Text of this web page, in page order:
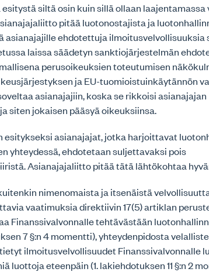
siltä osin kuin sillä ollaan
pitää luotonostajista ja
asianajajille ehdotettuja ilmoitusvelvollisuuksia
laissa säädetyn sanktiojärjestelmän
perusoikeuksien toteutumisen
ja EU-tuomioistuinkäytännön
asianajajiin, koska se rikkoisi asianajajan
siten jokaisen pääsyä oikeuksiinsa.
esitykseksi asianajajat, jotka harjoittavat
yhteydessä, ehdotetaan suljettavaksi pois
Asianajajaliitto pitää tätä lähtökohtaa
nimenomaista ja itsenäistä
vaatimuksia direktiivin 17(5) artiklan
Finanssivalvonnalle tehtävästään
7 §:n 4 momentti), yhteydenpidosta
ilmoitusvelvollisuudet Finanssivalvonnalle
luottoja eteenpäin (1. lakiehdotuksen 11 §:n 2